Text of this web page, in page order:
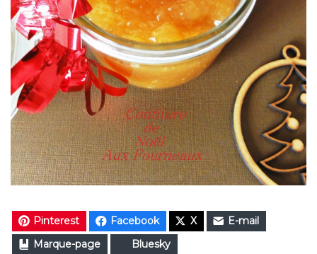
Pinterest Facebook X
E-mail
Marque-page
Bluesky